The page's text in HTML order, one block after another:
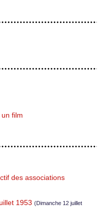
film
des associations
1953 (Dimanche 12 juillet